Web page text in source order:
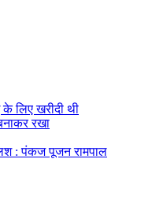
लिए खरीदी थी
रखा
: पंकज पूजन रामपाल